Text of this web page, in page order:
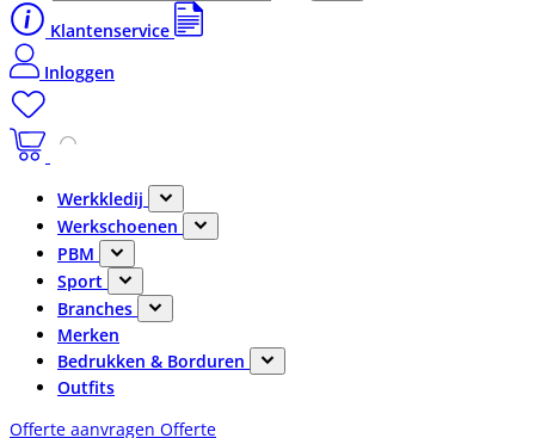
Klantenservice
Inloggen
Werkkledij
Werkschoenen
PBM
Sport
Branches
Merken
Bedrukken & Borduren
Outfits
Offerte aanvragen Offerte